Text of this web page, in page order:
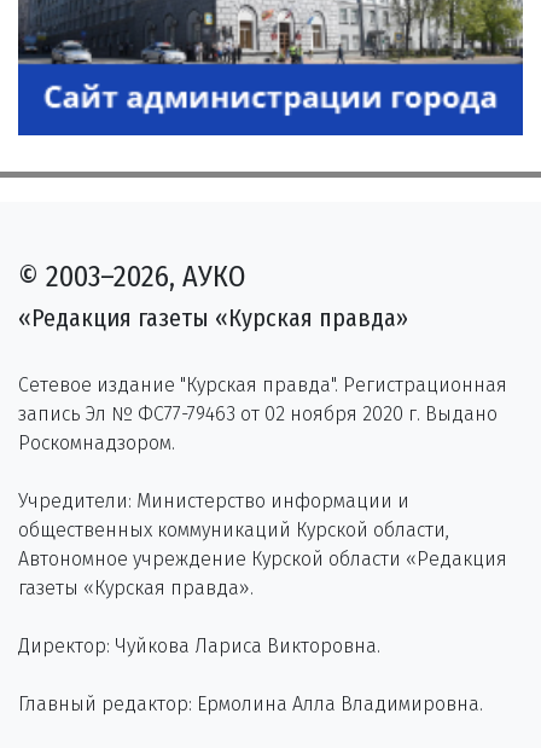
© 2003–2026, АУКО
«Редакция газеты «Курская правда»
Сетевое издание "Курская правда". Регистрационная
запись Эл № ФС77-79463 от 02 ноября 2020 г. Выдано
Роскомнадзором.
Учредители: Министерство информации и
общественных коммуникаций Курской области,
Автономное учреждение Курской области «Редакция
газеты «Курская правда».
Директор: Чуйкова Лариса Викторовна.
Главный редактор: Ермолина Алла Владимировна.